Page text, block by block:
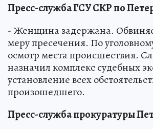
Пресс-служба ГСУ СКР по
- Женщина задержана.
меру пресечения. По
осмотр места происшествия.
назначил комплекс судебных
установление всех
произошедшего.
Пресс-служба прокуратуры